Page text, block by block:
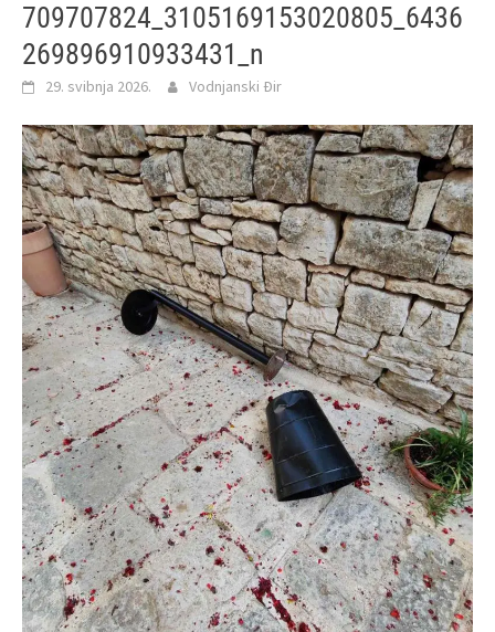
709707824_3105169153020805_6436
269896910933431_n
29. svibnja 2026. Vodnjanski Đir